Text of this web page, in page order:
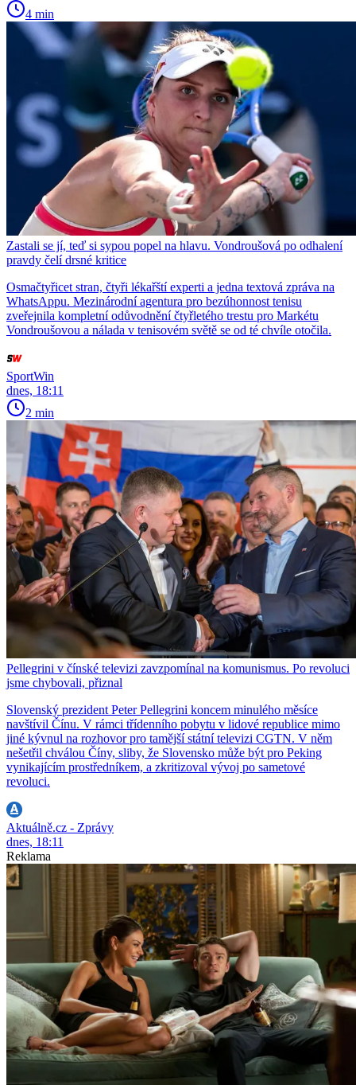
4 min
Zastali se jí, teď si sypou popel na hlavu. Vondroušová po odhalení
pravdy čelí drsné kritice
Osmačtyřicet stran, čtyři lékařští experti a jedna textová zpráva na
WhatsAppu. Mezinárodní agentura pro bezúhonnost tenisu
zveřejnila kompletní odůvodnění čtyřletého trestu pro Markétu
Vondroušovou a nálada v tenisovém světě se od té chvíle otočila.
SportWin
dnes, 18:11
2 min
Pellegrini v čínské televizi zavzpomínal na komunismus. Po revoluci
jsme chybovali, přiznal
Slovenský prezident Peter Pellegrini koncem minulého měsíce
navštívil Čínu. V rámci třídenního pobytu v lidové republice mimo
jiné kývnul na rozhovor pro tamější státní televizi CGTN. V něm
nešetřil chválou Číny, sliby, že Slovensko může být pro Peking
vynikajícím prostředníkem, a zkritizoval vývoj po sametové
revoluci.
Aktuálně.cz - Zprávy
dnes, 18:11
Reklama